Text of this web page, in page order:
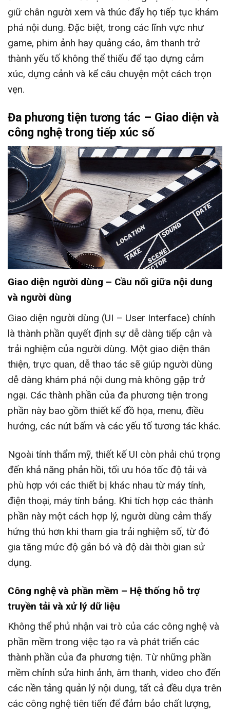
giữ chân người xem và thúc đẩy họ tiếp tục khám
phá nội dung. Đặc biệt, trong các lĩnh vực như
game, phim ảnh hay quảng cáo, âm thanh trở
thành yếu tố không thể thiếu để tạo dựng cảm
xúc, dựng cảnh và kể câu chuyện một cách trọn
vẹn.
Đa phương tiện tương tác – Giao diện và
công nghệ trong tiếp xúc số
Giao diện người dùng – Cầu nối giữa nội dung
và người dùng
Giao diện người dùng (UI – User Interface) chính
là thành phần quyết định sự dễ dàng tiếp cận và
trải nghiệm của người dùng. Một giao diện thân
thiện, trực quan, dễ thao tác sẽ giúp người dùng
dễ dàng khám phá nội dung mà không gặp trở
ngại. Các thành phần của đa phương tiện trong
phần này bao gồm thiết kế đồ họa, menu, điều
hướng, các nút bấm và các yếu tố tương tác khác.
Ngoài tính thẩm mỹ, thiết kế UI còn phải chú trọng
đến khả năng phản hồi, tối ưu hóa tốc độ tải và
phù hợp với các thiết bị khác nhau từ máy tính,
điện thoại, máy tính bảng. Khi tích hợp các thành
phần này một cách hợp lý, người dùng cảm thấy
hứng thú hơn khi tham gia trải nghiệm số, từ đó
gia tăng mức độ gắn bó và độ dài thời gian sử
dụng.
Công nghệ và phần mềm – Hệ thống hỗ trợ
truyền tải và xử lý dữ liệu
Không thể phủ nhận vai trò của các công nghệ và
phần mềm trong việc tạo ra và phát triển các
thành phần của đa phương tiện. Từ những phần
mềm chỉnh sửa hình ảnh, âm thanh, video cho đến
các nền tảng quản lý nội dung, tất cả đều dựa trên
các công nghệ tiên tiến để đảm bảo chất lượng,